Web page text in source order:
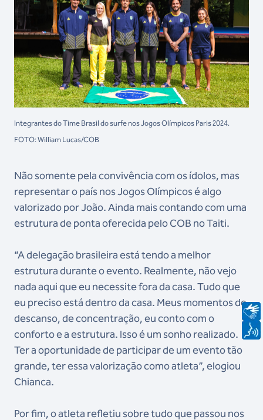
Integrantes do Time Brasil do surfe nos Jogos Olímpicos Paris 2024.
FOTO: William Lucas/COB
Não somente pela convivência com os ídolos, mas
representar o país nos Jogos Olímpicos é algo
valorizado por João. Ainda mais contando com uma
estrutura de ponta oferecida pelo COB no Taiti.
“A delegação brasileira está tendo a melhor
estrutura durante o evento. Realmente, não vejo
nada aqui que eu necessite fora da casa. Tudo que
eu preciso está dentro da casa. Meus momentos de
descanso, de concentração, eu conto com o
conforto e a estrutura. Isso é um sonho realizado.
Ter a oportunidade de participar de um evento tão
grande, ter essa valorização como atleta”, elogiou
Chianca.
Por fim, o atleta refletiu sobre tudo que passou nos